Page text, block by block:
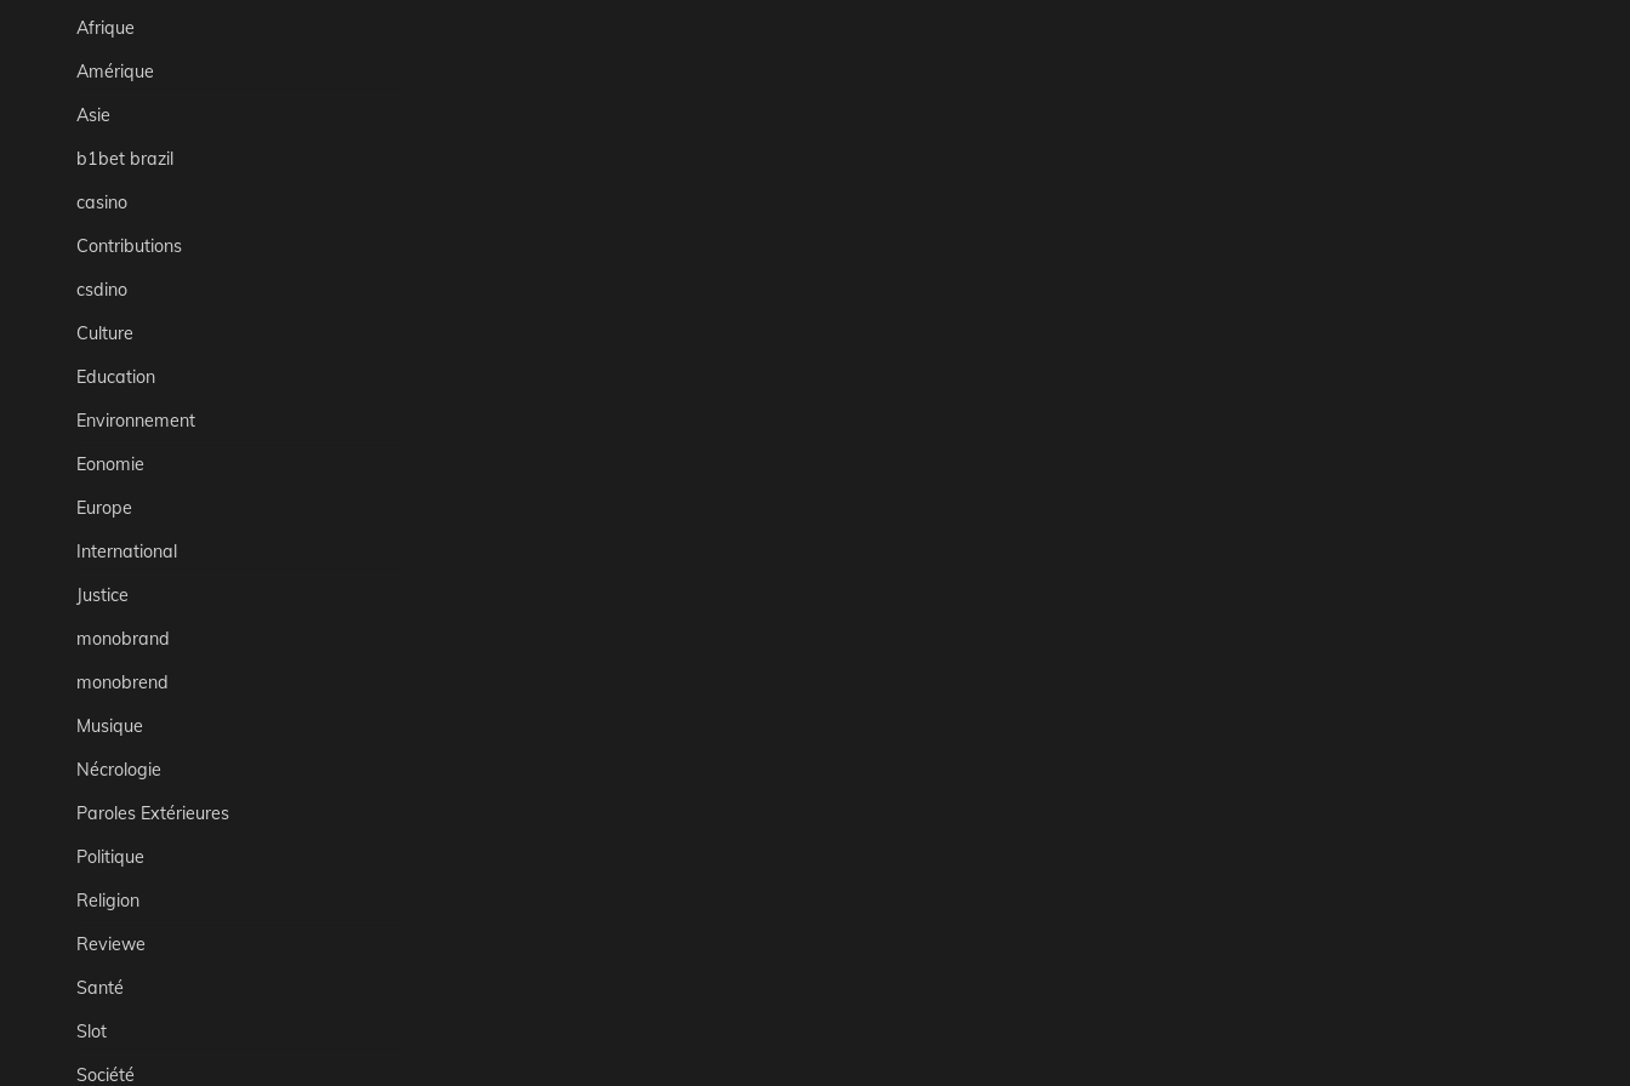
Afrique
Amérique
Asie
b1bet brazil
casino
Contributions
csdino
Culture
Education
Environnement
Eonomie
Europe
International
Justice
monobrand
monobrend
Musique
Nécrologie
Paroles Extérieures
Politique
Religion
Reviewe
Santé
Slot
Société